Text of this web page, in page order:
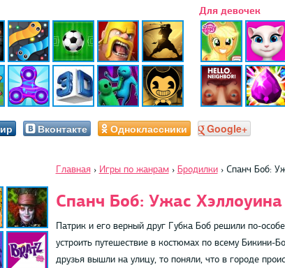
Для девочек
Вконтакте Одноклассники Google+
Главная › Игры по жанрам › Бродилки › Спанч Боб:
Спанч Боб: Ужас
Патрик и его верный друг Губка Боб решили по-
устроить путешествие в костюмах по всему Бикини-
друзья вышли на улицу, то поняли, что в городе